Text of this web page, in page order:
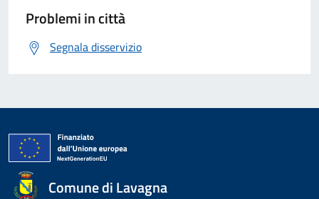
Problemi in città
Segnala disservizio
Comune di Lavagna